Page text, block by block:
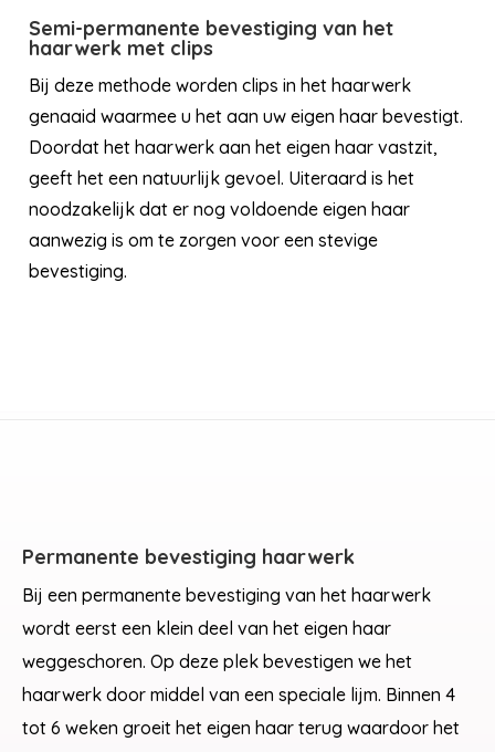
Semi-permanente bevestiging van het
haarwerk met clips
Bij deze methode worden clips in het haarwerk
genaaid waarmee u het aan uw eigen haar bevestigt.
Doordat het haarwerk aan het eigen haar vastzit,
geeft het een natuurlijk gevoel. Uiteraard is het
noodzakelijk dat er nog voldoende eigen haar
aanwezig is om te zorgen voor een stevige
bevestiging.
Permanente bevestiging haarwerk
Bij een permanente bevestiging van het haarwerk
wordt eerst een klein deel van het eigen haar
weggeschoren. Op deze plek bevestigen we het
haarwerk door middel van een speciale lijm. Binnen 4
tot 6 weken groeit het eigen haar terug waardoor het